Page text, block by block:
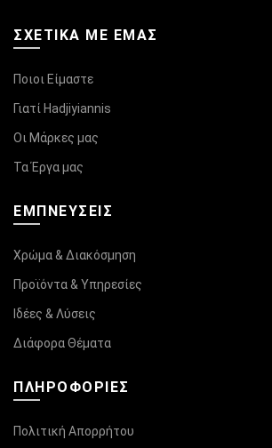
ΣΧΕΤΙΚΆ ΜΕ ΕΜΑΣ
Ποιοι Είμαστε
Γιατί Hadjiyiannis
Οι Μάρκες μας
Τα Έργα μας
ΕΜΠΝΕΥΣΕΙΣ
Χρώμα & Διακόσμηση
Προϊόντα & Υπηρεσίες
Ιδέες & Λύσεις
Διάφορα Θέματα
ΠΛΗΡΟΦΟΡΊΕΣ
Πολιτική Απορρήτου